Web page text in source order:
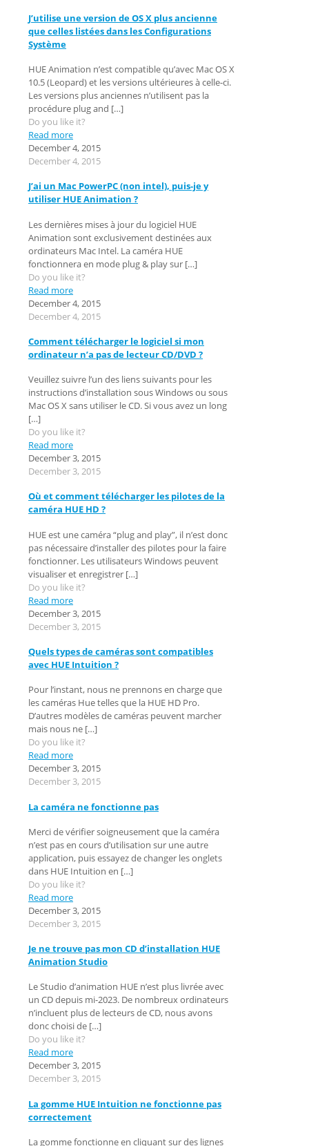
J’utilise une version de OS X plus ancienne
que celles listées dans les Configurations
Système
HUE Animation n’est compatible qu’avec Mac OS X
10.5 (Leopard) et les versions ultérieures à celle-ci.
Les versions plus anciennes n’utilisent pas la
procédure plug and […]
Do you like it?
Read more
December 4, 2015
December 4, 2015
J’ai un Mac PowerPC (non intel), puis-je y
utiliser HUE Animation ?
Les dernières mises à jour du logiciel HUE
Animation sont exclusivement destinées aux
ordinateurs Mac Intel. La caméra HUE
fonctionnera en mode plug & play sur […]
Do you like it?
Read more
December 4, 2015
December 4, 2015
Comment télécharger le logiciel si mon
ordinateur n’a pas de lecteur CD/DVD ?
Veuillez suivre l’un des liens suivants pour les
instructions d’installation sous Windows ou sous
Mac OS X sans utiliser le CD. Si vous avez un long
[…]
Do you like it?
Read more
December 3, 2015
December 3, 2015
Où et comment télécharger les pilotes de la
caméra HUE HD ?
HUE est une caméra “plug and play”, il n’est donc
pas nécessaire d’installer des pilotes pour la faire
fonctionner. Les utilisateurs Windows peuvent
visualiser et enregistrer […]
Do you like it?
Read more
December 3, 2015
December 3, 2015
Quels types de caméras sont compatibles
avec HUE Intuition ?
Pour l’instant, nous ne prennons en charge que
les caméras Hue telles que la HUE HD Pro.
D’autres modèles de caméras peuvent marcher
mais nous ne […]
Do you like it?
Read more
December 3, 2015
December 3, 2015
La caméra ne fonctionne pas
Merci de vérifier soigneusement que la caméra
n’est pas en cours d’utilisation sur une autre
application, puis essayez de changer les onglets
dans HUE Intuition en […]
Do you like it?
Read more
December 3, 2015
December 3, 2015
Je ne trouve pas mon CD d’installation HUE
Animation Studio
Le Studio d’animation HUE n’est plus livrée avec
un CD depuis mi-2023. De nombreux ordinateurs
n’incluent plus de lecteurs de CD, nous avons
donc choisi de […]
Do you like it?
Read more
December 3, 2015
December 3, 2015
La gomme HUE Intuition ne fonctionne pas
correctement
La gomme fonctionne en cliquant sur des lignes